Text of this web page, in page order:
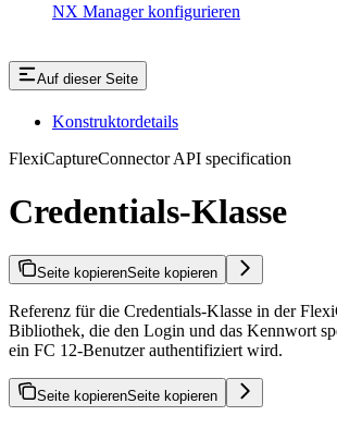
NX Manager konfigurieren
Auf dieser Seite
Konstruktordetails
FlexiCaptureConnector API specification
Credentials-Klasse
Seite kopierenSeite kopieren
Referenz für die Credentials-Klasse in der
Bibliothek, die den Login und das Kennwort
ein FC 12-Benutzer authentifiziert wird.
Seite kopierenSeite kopieren